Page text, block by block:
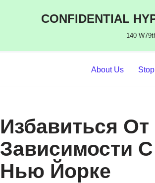
CONFIDENTIAL
140
About Us
Избавиться
Зависимости
Нью Йорке